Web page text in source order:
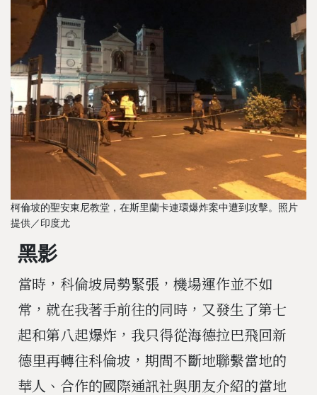
柯倫坡的聖安東尼教堂，在斯里蘭卡連環爆炸案中遭到攻擊。照片
提供／印度尤
黑影
當時，科倫坡局勢緊張，機場運作並不如
常，就在我著手前往的同時，又發生了第七
起和第八起爆炸，我只得從海德拉巴飛回新
德里再轉往科倫坡，期間不斷地聯繫當地的
華人、合作的國際通訊社與朋友介紹的當地